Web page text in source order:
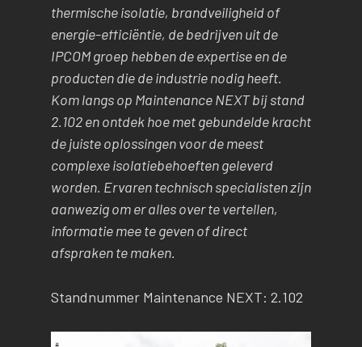
thermische isolatie, brandveiligheid of
energie-efficiëntie, de bedrijven uit de
IPCOM groep hebben de expertise en de
producten die de industrie nodig heeft.
Kom langs op Maintenance NEXT bij stand
2.102 en ontdek hoe met gebundelde kracht
de juiste oplossingen voor de meest
complexe isolatiebehoeften geleverd
worden. Ervaren technisch specialisten zijn
aanwezig om er alles over te vertellen,
informatie mee te geven of direct
afspraken te maken.
Standnummer Maintenance NEXT: 2.102